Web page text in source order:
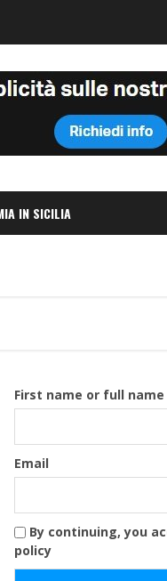
IN SICILIA
First name or full name
Email
By continuing, you
policy